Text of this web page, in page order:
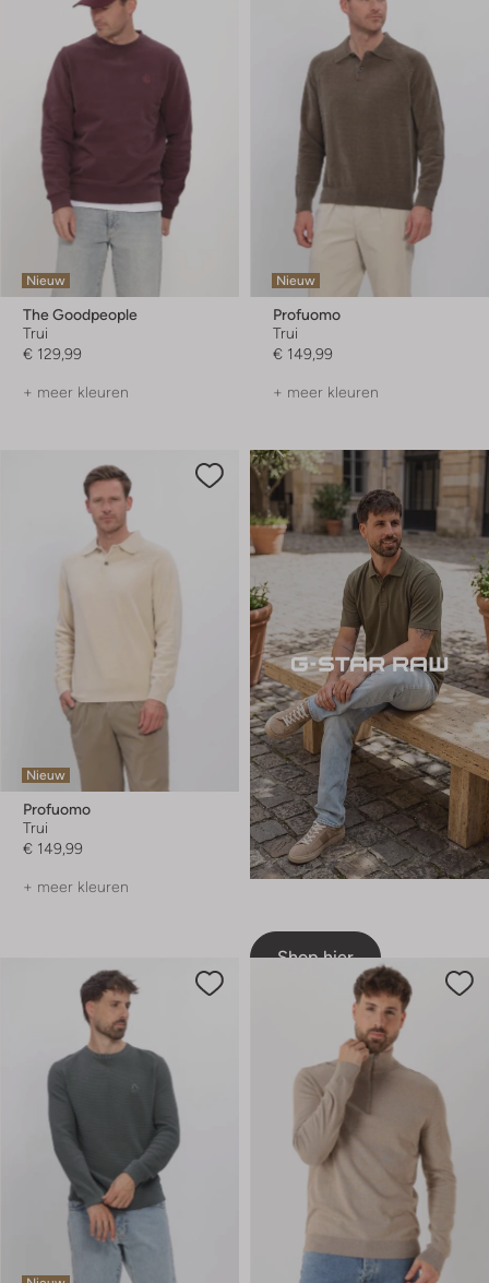
Nieuw
The Goodpeople
Trui
€ 129,99
+ meer kleuren
Nieuw
Profuomo
Trui
€ 149,99
+ meer kleuren
Nieuw
Profuomo
Trui
€ 149,99
+ meer kleuren
Shop hier